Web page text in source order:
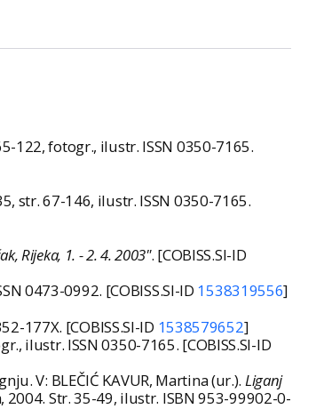
122, fotogr., ilustr. ISSN 0350-7165.
str. 67-146, ilustr. ISSN 0350-7165.
Rijeka, 1. - 2. 4. 2003". [COBISS.SI-ID
0473-0992. [COBISS.SI-ID 1538319556]
177X. [COBISS.SI-ID 1538579652]
ilustr. ISSN 0350-7165. [COBISS.SI-ID
V: BLEČIĆ KAVUR, Martina (ur.). Liganj
Str. 35-49, ilustr. ISBN 953-99902-0-